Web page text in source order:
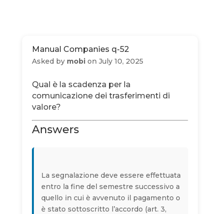
Manual Companies q-52
Asked by mobion July 10, 2025
Qual è la scadenza per la
comunicazione dei trasferimenti di
valore?
Answers
La segnalazione deve essere effettuata
entro la fine del semestre successivo a
quello in cui è avvenuto il pagamento o
è stato sottoscritto l’accordo (art. 3,